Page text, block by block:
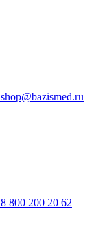
shop@bazismed.ru
8 800 200 20 62